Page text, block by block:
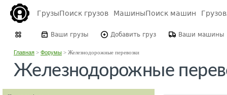
ГрузыПоиск грузов МашиныПоиск машин
Ваши грузы Добавить груз Ваши машины
Железнодорожные
Главная > Форумы > Железнодорожные перевозки